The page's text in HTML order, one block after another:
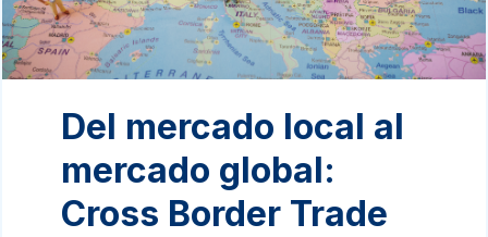
Del mercado local al
mercado global:
Cross Border Trade